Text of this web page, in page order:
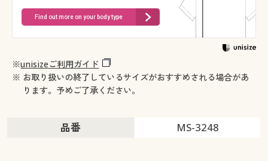
Find out more on your body type
※unisizeご利用ガイド
※ お取り扱いの終了しているサイズがおすすめされる場合があ
ります。予めご了承ください。
品番 MS-3248